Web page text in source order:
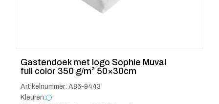
Gastendoek met logo Sophie Muval
full color 350 g/m² 50×30cm
Artikelnummer: A86-9443
Kleuren: